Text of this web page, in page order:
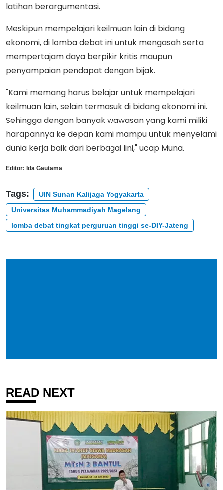
latihan berargumentasi.
Meskipun mempelajari keilmuan lain di bidang
ekonomi, di lomba debat ini untuk mengasah serta
mempertajam daya berpikir kritis maupun
penyampaian pendapat dengan bijak.
"Kami memang harus belajar untuk mempelajari
keilmuan lain, selain termasuk di bidang ekonomi ini.
Sehingga dengan banyak wawasan yang kami miliki
harapannya ke depan kami mampu untuk menyelami
dunia kerja baik dari berbagai lini," ucap Muna.
Editor: Ida Gautama
Tags:
UIN Sunan Kalijaga Yogyakarta
Universitas Muhammadiyah Magelang
lomba debat tingkat perguruan tinggi se-DIY-Jateng
READ NEXT